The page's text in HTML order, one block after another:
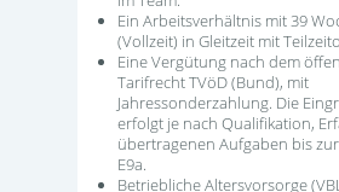
Ein Arbeitsverhältnis mit 39
(Vollzeit) in Gleitzeit mit
Eine Vergütung nach dem
Tarifrecht TVöD (Bund), mit
Jahressonderzahlung. Die
erfolgt je nach Qualifikation,
übertragenen Aufgaben bis
E9a.
Betriebliche Altersvorsorge